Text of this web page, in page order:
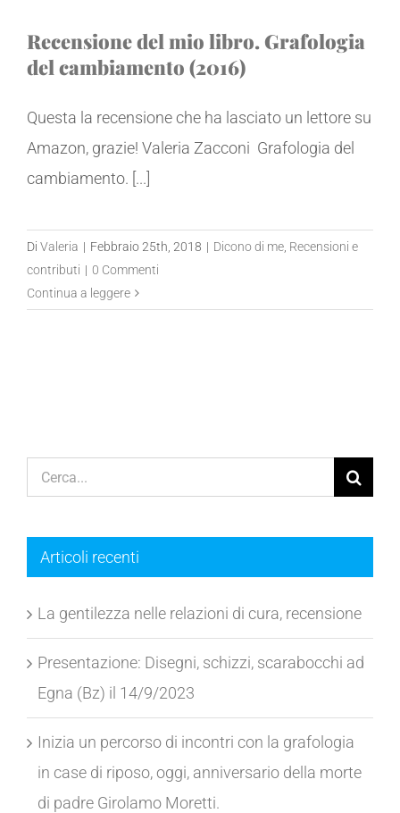
Recensione del mio libro. Grafologia
del cambiamento (2016)
Questa la recensione che ha lasciato un lettore su
Amazon, grazie! Valeria Zacconi Grafologia del
cambiamento. [...]
Di Valeria | Febbraio 25th, 2018 | Dicono di me Recensioni e
contributi | 0 Commenti
Continua a leggere
Cerca
per:
Articoli recenti
La gentilezza nelle relazioni di cura, recensione
Presentazione: Disegni, schizzi, scarabocchi ad
Egna (Bz) il 14/9/2023
Inizia un percorso di incontri con la grafologia
in case di riposo, oggi, anniversario della morte
di padre Girolamo Moretti.